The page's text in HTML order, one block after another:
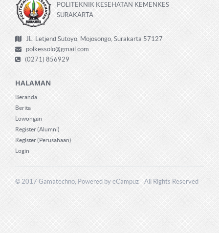
POLITEKNIK KESEHATAN KEMENKES
SURAKARTA
JL. Letjend Sutoyo, Mojosongo, Surakarta 57127
polkessolo@gmail.com
(0271) 856929
HALAMAN
Beranda
Berita
Lowongan
Register (Alumni)
Register (Perusahaan)
Login
© 2017 Gamatechno, Powered by eCampuz - All Rights Reserved